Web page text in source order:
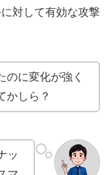
対して有効な攻撃
のに変化が強く
かしら？
ッ